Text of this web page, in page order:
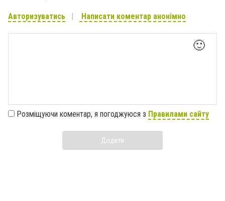
Авторизуватись Написати коментар анонімно
🙂
Розміщуючи коментар, я погоджуюся з Правилами сайту
Додати